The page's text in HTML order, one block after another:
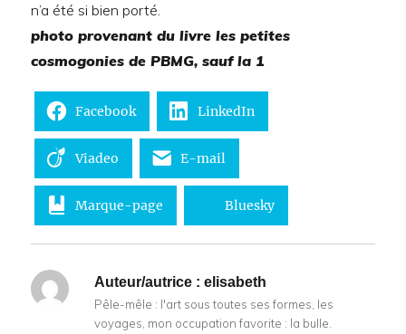
n’a été si bien porté.
photo provenant du livre les petites
cosmogonies de PBMG, sauf la 1
Facebook LinkedIn
Viadeo E-mail
Marque-page Bluesky
Auteur/autrice : elisabeth
Pêle-mêle : l'art sous toutes ses formes, les
voyages, mon occupation favorite : la bulle.